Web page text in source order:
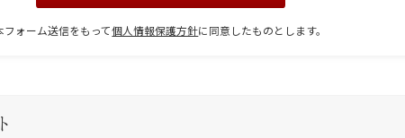
フォーム送信をもって個人情報保護方針に同意したものとします。